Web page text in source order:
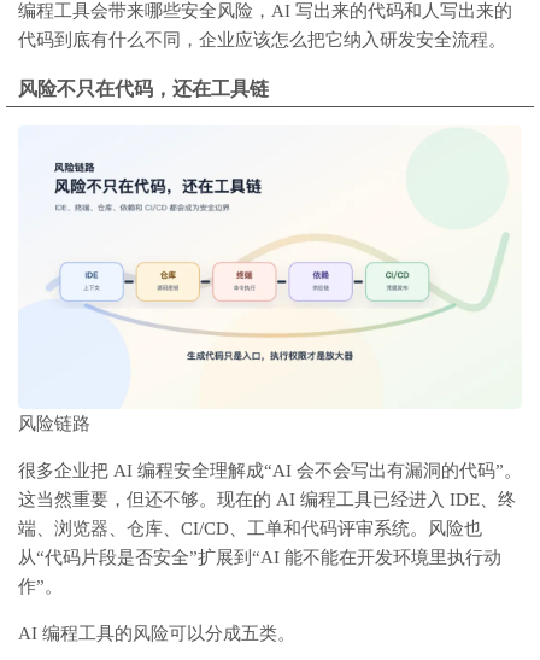
编程工具会带来哪些安全风险，AI 写出来的代码和人写出来的
代码到底有什么不同，企业应该怎么把它纳入研发安全流程。
风险不只在代码，还在工具链
风险链路
很多企业把 AI 编程安全理解成“AI 会不会写出有漏洞的代码”。
这当然重要，但还不够。现在的 AI 编程工具已经进入 IDE、终
端、浏览器、仓库、CI/CD、工单和代码评审系统。风险也
从“代码片段是否安全”扩展到“AI 能不能在开发环境里执行动
作”。
AI 编程工具的风险可以分成五类。